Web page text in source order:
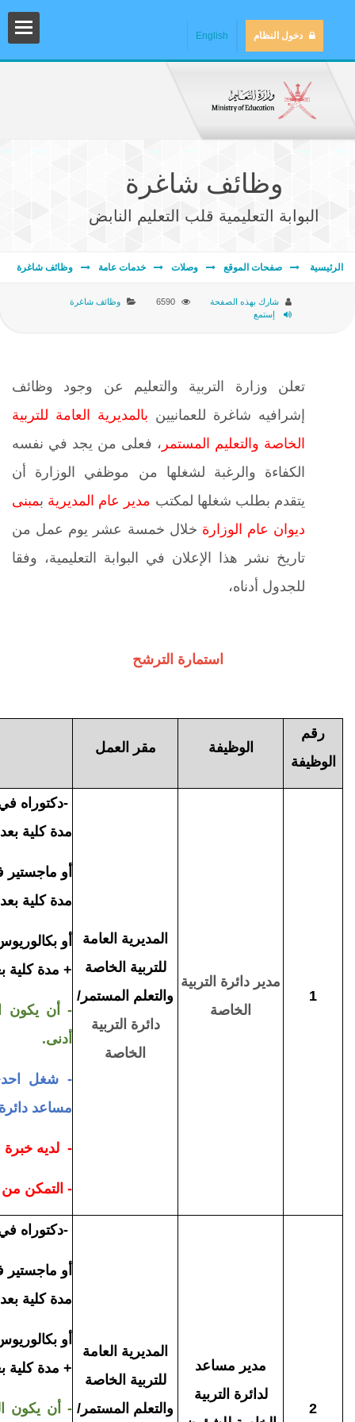
دخول النظام English
وظائف شاغرة
البوابة التعليمية قلب التعليم النابض
الرئيسية صفحات الموقع وصلات خدمات عامة وظائف شاغرة
شارك بهذه الصفحة 6590
وظائف شاغرة
إستمع
تعلن وزارة التربية والتعليم عن وجود وظائف
إشرافيه شاغرة للعمانيين بالمديرية العامة للتربية
الخاصة والتعليم المستمر ، فعلى من يجد في نفسه
الكفاءة والرغبة لشغلها من موظفي الوزارة أن
يتقدم بطلب شغلها لمكتب مدير عام المديرية بمبنى
ديوان عام الوزارة خلال خمسة عشر يوم عمل من
تاريخ نشر هذا الإعلان في البوابة التعليمية، وفقا
للجدول أدناه،
استمارة الترشح
رقم
الوظيفة
الوظيفة مقر العمل
1
مدير دائرة التربية
الخاصة
المديرية العامة
للتربية الخاصة
والتعلم المستمر/
دائرة التربية
الخاصة
-دكتوراه في
مدة كلية بعد
أو ماجستير
مدة كلية بعد
أو
+ مدة كلية بعد
- أن يكون
أدنى.
- شغل احدى
مساعد
- لديه
- التمكن من
2
مدير مساعد
لدائرة التربية
المديرية العامة
للتربية الخاصة
والتعلم المستمر/
-دكتوراه في
أو ماجستير
مدة كلية بعد
أو
+ مدة كلية بعد
- أن يكون